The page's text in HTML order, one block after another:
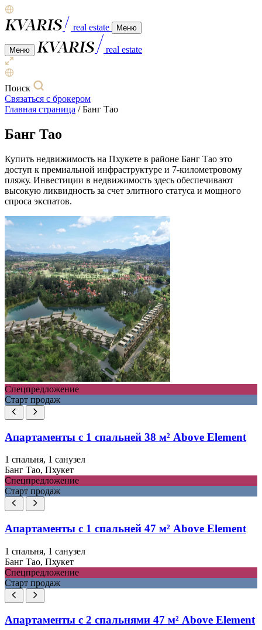
real estate Меню
Меню real estate
Поиск
Связаться с брокером
Главная страница / Банг Тао
Банг Тао
Купить недвижимость на Пхукете в районе Банг Тао это
доступ к премиальной инфраструктуре и 7-километровому
пляжу. Инвестиции в недвижимость здесь обеспечивают
высокую ликвидность за счет элитного статуса и мощного
спроса экспатов.
Спецпредложение
Старт продаж
Апартаменты с 1 спальней 38 м² Above Element
1 спальня, 1 санузел
Банг Тао, Пхукет
Спецпредложение
Старт продаж
Апартаменты с 1 спальней 47 м² Above Element
1 спальня, 1 санузел
Банг Тао, Пхукет
Спецпредложение
Старт продаж
Апартаменты с 2 спальнями 47 м² Above Element